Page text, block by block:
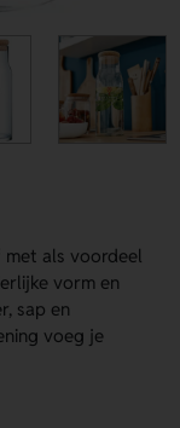
als voordeel
vorm en
sap en
voeg je
laten